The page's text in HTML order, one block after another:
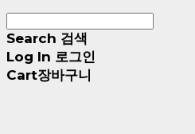
Search 검색
Log In 로그인
Cart장바구니